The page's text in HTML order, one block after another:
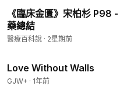
《臨床金匱》宋柏杉 P98
藥總結
醫療百科說 · 2星期前
Love Without Walls
GJW+ · 1年前